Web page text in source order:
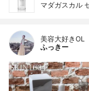
マダガスカル
美容大好きOL
ふっきー